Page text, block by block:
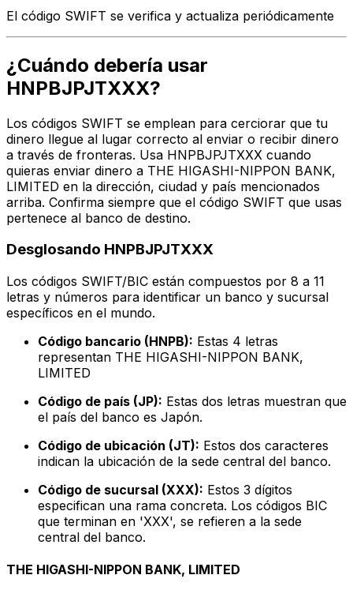
El código SWIFT se verifica y actualiza periódicamente
¿Cuándo debería usar
HNPBJPJTXXX?
Los códigos SWIFT se emplean para cerciorar que tu
dinero llegue al lugar correcto al enviar o recibir dinero
a través de fronteras. Usa HNPBJPJTXXX cuando
quieras enviar dinero a THE HIGASHI-NIPPON BANK,
LIMITED en la dirección, ciudad y país mencionados
arriba. Confirma siempre que el código SWIFT que usas
pertenece al banco de destino.
Desglosando HNPBJPJTXXX
Los códigos SWIFT/BIC están compuestos por 8 a 11
letras y números para identificar un banco y sucursal
específicos en el mundo.
Código bancario (HNPB): Estas 4 letras
representan THE HIGASHI-NIPPON BANK,
LIMITED
Código de país (JP): Estas dos letras muestran que
el país del banco es Japón.
Código de ubicación (JT): Estos dos caracteres
indican la ubicación de la sede central del banco.
Código de sucursal (XXX): Estos 3 dígitos
especifican una rama concreta. Los códigos BIC
que terminan en 'XXX', se refieren a la sede
central del banco.
THE HIGASHI-NIPPON BANK, LIMITED